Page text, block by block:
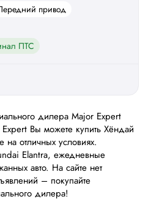
привод
ПТС
дилера Major Expert
Вы можете купить Хёндай
отличных условиях.
Elantra, ежедневные
авто. На сайте нет
– покупайте
дилера!